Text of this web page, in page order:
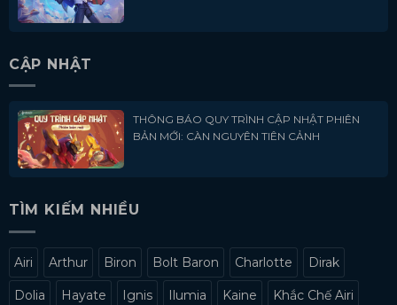
CẬP NHẬT
THÔNG BÁO QUY TRÌNH CẬP NHẬT PHIÊN
BẢN MỚI: CÀN NGUYÊN TIÊN CẢNH
TÌM KIẾM NHIỀU
Airi Arthur Biron Bolt Baron Charlotte Dirak
Dolia Hayate Ignis Ilumia Kaine Khắc Chế Airi